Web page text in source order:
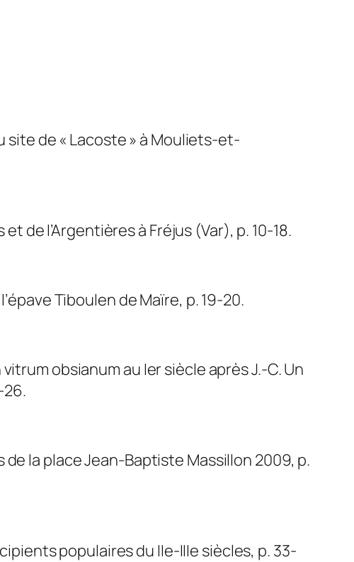
site de « Lacoste » à Mouliets-et-
de l’Argentières à Fréjus (Var), p. 10-18.
Tiboulen de Maïre, p. 19-20.
obsianum au Ier siècle après J.-C. Un
26.
de la place Jean-Baptiste Massillon 2009, p.
populaires du IIe-IIIe siècles, p. 33-